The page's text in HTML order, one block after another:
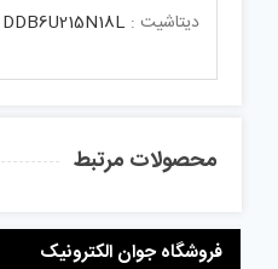
دیتاشیت : DDB6U215N18L
محصولات مرتبط
فروشگاه جوان الکترونیک